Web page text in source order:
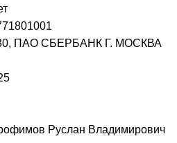
, ПАО СБЕРБАНК Г. МОСКВА
Руслан Владимирович